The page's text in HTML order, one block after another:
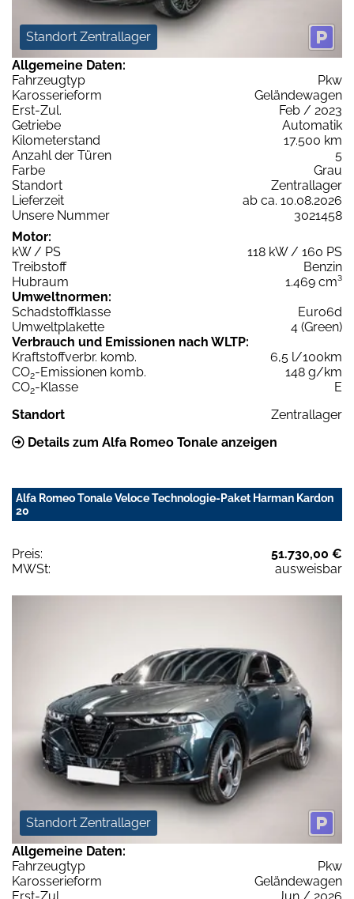
Standort Zentrallager
Allgemeine Daten:
Fahrzeugtyp
Pkw
Karosserieform
Geländewagen
Erst-Zul.
Feb / 2023
Getriebe
Automatik
Kilometerstand
17.500 km
Anzahl der Türen
5
Farbe
Grau
Standort
Zentrallager
Lieferzeit
ab ca. 10.08.2026
Unsere Nummer
3021458
Motor:
kW / PS
118 kW / 160 PS
Treibstoff
Benzin
Hubraum
1.469 cm³
Umweltnormen:
Schadstoffklasse
Euro6d
Umweltplakette
4 (Green)
Verbrauch und Emissionen nach WLTP:
Kraftstoffverbr. komb.
6,5 l/100km
CO2-Emissionen komb.
148 g/km
CO2-Klasse
E
Standort
Zentrallager
Details zum Alfa Romeo Tonale anzeigen
Alfa Romeo Tonale Veloce Technologie-Paket Harman Kardon
20
Preis:
51.730,00 €
MWSt:
ausweisbar
Standort Zentrallager
Allgemeine Daten:
Fahrzeugtyp
Pkw
Karosserieform
Geländewagen
Erst-Zul.
Jun / 2026